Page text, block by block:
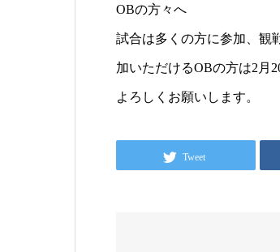
OBの方々へ
試合は多くの方に参加、観
加いただけるOBの方は2月
よろしくお願いします。
Tweet